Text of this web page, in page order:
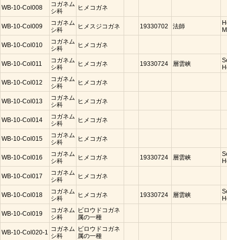
WB-10-Col008
コガネム
シ科
ヒメコガネ
WB-10-Col009
コガネム
シ科
ヒメスジコガネ 19330702 法師
WB-10-Col010
コガネム
シ科
ヒメコガネ
WB-10-Col011
コガネム
シ科
ヒメコガネ 19330724 層雲峡
WB-10-Col012
コガネム
シ科
ヒメコガネ
WB-10-Col013
コガネム
シ科
ヒメコガネ
WB-10-Col014
コガネム
シ科
ヒメコガネ
WB-10-Col015
コガネム
シ科
ヒメコガネ
WB-10-Col016
コガネム
シ科
ヒメコガネ 19330724 層雲峡
WB-10-Col017
コガネム
シ科
ヒメコガネ
WB-10-Col018
コガネム
シ科
ヒメコガネ 19330724 層雲峡
WB-10-Col019
コガネム
シ科
ビロウドコガネ
属の一種
WB-10-Col020-1 コガネム
シ科
ビロウドコガネ
属の一種